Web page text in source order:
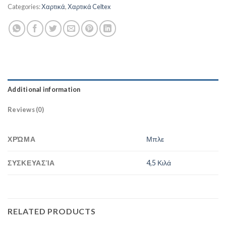
Categories:Χαρτικά,Χαρτικά Celtex
Additional information
Reviews (0)
ΧΡΏΜΑ Μπλε
ΣΥΣΚΕΥΑΣΊΑ 4,5 Κιλά
RELATED PRODUCTS